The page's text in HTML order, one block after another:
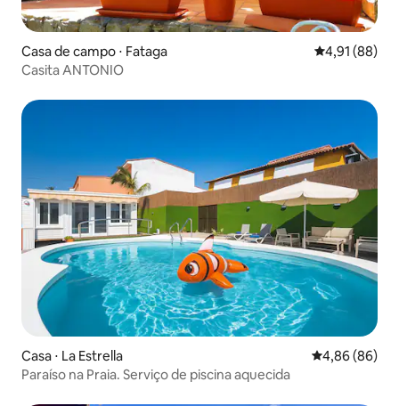
Casa de campo ⋅ Fataga 4,91 de uma
4,91 (88)
Casita ANTONIO
Casa ⋅ La Estrella 4,86 de uma
4,86 (86)
Paraíso na Praia. Serviço de piscina aquecida